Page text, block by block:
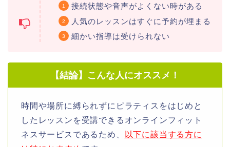
接続状態や音声がよくない時がある
人気のレッスンはすぐに予約が埋まる
細かい指導は受けられない
【結論】こんな人にオススメ！
時間や場所に縛られずにピラティスをはじめと
したレッスンを受講できるオンラインフィット
ネスサービスであるため、
以下に該当する方に